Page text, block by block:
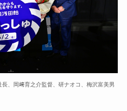
長、岡﨑育之介監督、研ナオコ、梅沢富美男